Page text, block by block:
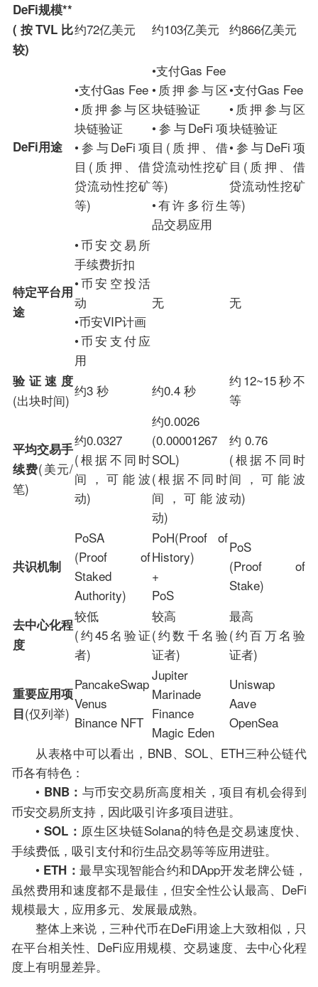
DeFi规模**
(按TVL比
较)
约72亿美元 约103亿美元 约866亿美元
DeFi用途
•支付Gas Fee
•质押参与区
块链验证
•参与DeFi项
目(质押、借
贷流动性挖矿
等)
•支付Gas Fee
•质押参与区
块链验证
•参与DeFi项
目(质押、借
贷流动性挖矿
等)
•有许多衍生
品交易应用
•支付Gas Fee
•质押参与区
块链验证
•参与DeFi项
目(质押、借
贷流动性挖矿
等)
特定平台用
途
•币安交易所
手续费折扣
•币安空投活
动
•币安VIP计画
•币安支付应
用
无 无
验证速度
(出块时间)
约3 秒 约0.4 秒
约12~15秒不
等
平均交易手
续费(美元/
笔)
约0.0327
(根据不同时
间，可能波
动)
约0.0026
(0.00001267
SOL)
(根据不同时
间，可能波
动)
约 0.76
(根据不同时
间，可能波
动)
共识机制
PoSA
(Proof of
Staked
Authority)
PoH(Proof of
History)
+
PoS
PoS
(Proof of
Stake)
去中心化程
度
较低
(约45名验证
者)
较高
(约数千名验
证者)
最高
(约百万名验
证者)
重要应用项
目(仅列举)
PancakeSwap
Venus
Binance NFT
Jupiter
Marinade
Finance
Magic Eden
Uniswap
Aave
OpenSea
从表格中可以看出，BNB、SOL、ETH三种公链代
币各有特色：
• BNB： 与币安交易所高度相关，项目有机会得到
币安交易所支持，因此吸引许多项目进驻。
• SOL： 原生区块链Solana的特色是交易速度快、
手续费低，吸引支付和衍生品交易等等应用进驻。
• ETH：最早实现智能合约和DApp开发老牌公链，
虽然费用和速度都不是最佳，但安全性公认最高、DeFi
规模最大，应用多元、发展最成熟。
整体上来说，三种代币在DeFi用途上大致相似，只
在平台相关性、DeFi应用规模、交易速度、去中心化程
度上有明显差异。